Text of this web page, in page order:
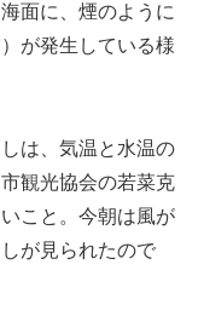
面に、煙のように
が発生している様
は、気温と水温の
観光協会の若菜克
こと。今朝は風が
が見られたので